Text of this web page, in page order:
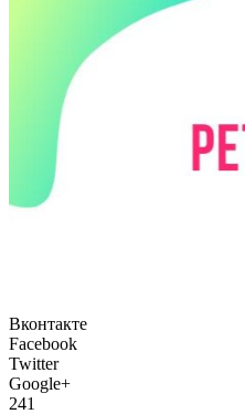
Вконтакте
Facebook
Twitter
Google+
241